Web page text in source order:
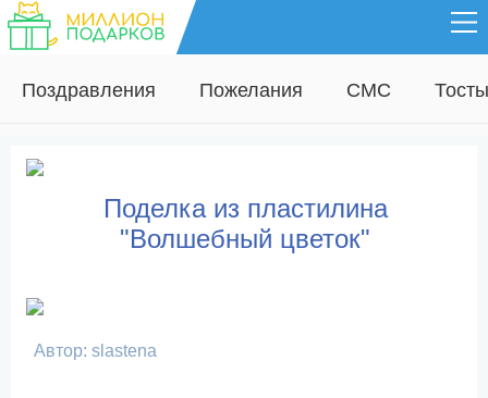
Поздравления Пожелания СМС Тосты
Поделка из пластилина
"Волшебный цветок"
Автор: slastena